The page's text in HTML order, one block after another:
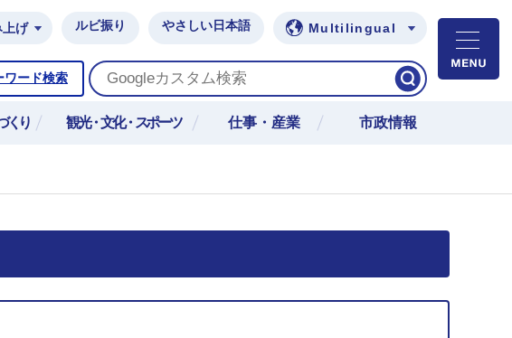
上げ ルビ振り やさしい日本語 Multilingual
ワード検索
くり 観光・文化・スポーツ 仕事・産業 市政情報